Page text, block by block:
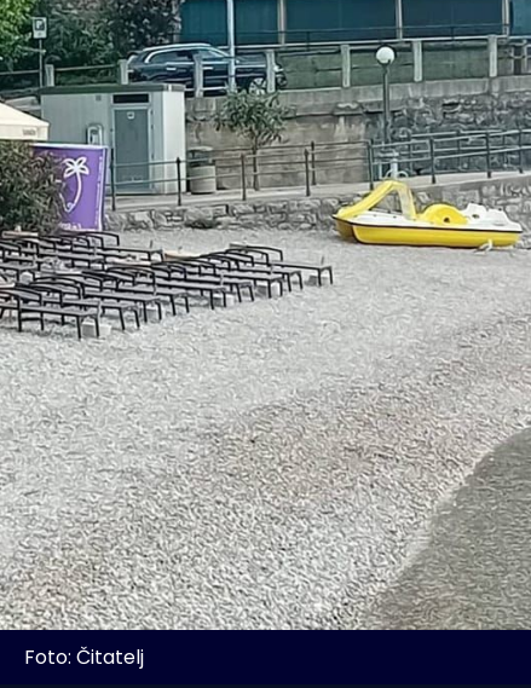
Foto: Čitatelj